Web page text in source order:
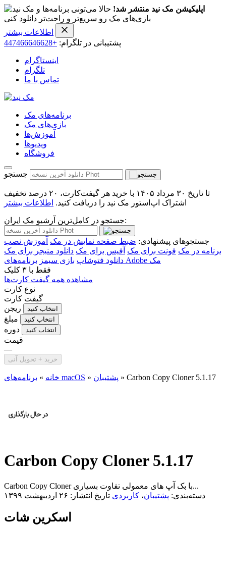
اپلیکیشن مک نید منتشر شد! حالا می‌تونی برنامه‌ها و
بازی‌های مک رو سریع‌تر و راحت‌تر دانلود کنی
اطلاعات بیشتر
پشتیبانی در تلگرام: +447466646628
اینستاگرام
تلگرام
تماس با ما
برنامه‌های مک
بازی‌های مک
آموزش‌ها
ویدیو‌ها
فروشگاه
جستجو
تا تاریخ ۳۰ مرداد ۱۴۰۵ با خرید هر گیفت‌کارت، ۲۰ درصد تخفیف
اشتراک اپ‌استور مک نید را دریافت کنید. اطلاعات بیشتر
جستجو در کامل‌ترین آرشیو مک ایران:
جستجوهای پیشنهادی: ضبط صفحه نمایش در مک آموزش نصب
برنامه در مک فونت برای مک آفیس برای مک دانلود منیجر برای مک
دانلود فتوشاپ بازی سیمز
برنامه‌های Adobe مک
فقط با ۳ کلیک
مشاهده همه گیفت کارت‌ها
نوع کارت
گیفت کارت
ریجن
انتخاب کنید
مبلغ انتخاب کنید
دوره انتخاب کنید
قیمت
—
خرید + تحویل آنی
خانه » برنامه‌های macOS » پشتیبان » Carbon Copy Cloner 5.1.17
Carbon Copy Cloner 5.1.17
Carbon Copy Cloner با بک آپ های معمولی تفاوت بسیاری...
دسته‌بندی: پشتیبان، کاربردی تاریخ انتشار: ۲۶ اردیبهشت ۱۳۹۹
اسکرین شات